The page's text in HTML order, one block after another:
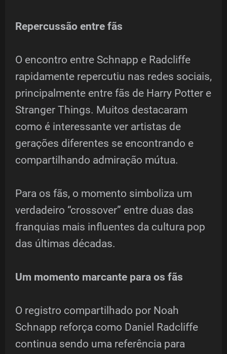
Repercussão entre fãs
O encontro entre Schnapp e Radcliffe
rapidamente repercutiu nas redes sociais,
principalmente entre fãs de Harry Potter e
Stranger Things. Muitos destacaram
como é interessante ver artistas de
gerações diferentes se encontrando e
compartilhando admiração mútua.
Para os fãs, o momento simboliza um
verdadeiro “crossover” entre duas das
franquias mais influentes da cultura pop
das últimas décadas.
Um momento marcante para os fãs
O registro compartilhado por Noah
Schnapp reforça como Daniel Radcliffe
continua sendo uma referência para